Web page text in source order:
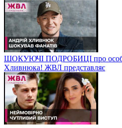
ШОКУЮЧІ ПОДРОБИЦІ про
Хливнюка! ЖВЛ представляє